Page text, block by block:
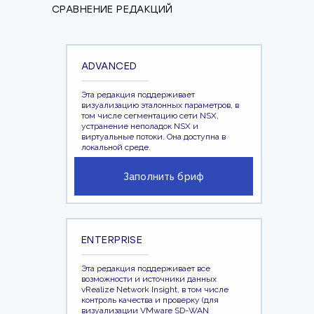
СРАВНЕНИЕ РЕДАКЦИЙ
ADVANCED
Эта редакция поддерживает
визуализацию эталонных параметров, в
том числе сегментацию сети NSX,
устранение неполадок NSX и
виртуальные потоки. Она доступна в
локальной среде.
Заполнить бриф
ENTERPRISE
Эта редакция поддерживает все
возможности и источники данных
vRealize Network Insight, в том числе
контроль качества и проверку (для
визуализации VMware SD-WAN